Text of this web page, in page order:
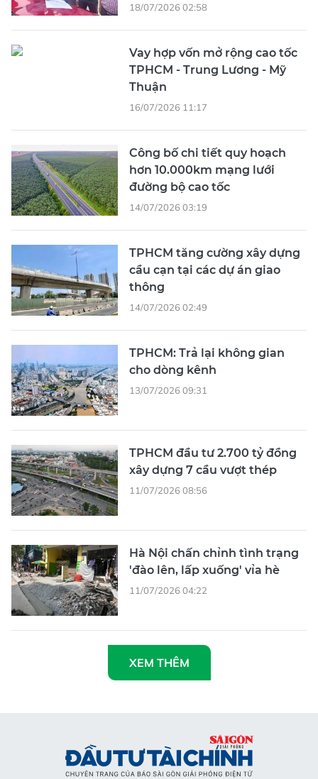
18/07/2026 02:58
Vay hợp vốn mở rộng cao tốc
TPHCM - Trung Lương - Mỹ
Thuận
16/07/2026 11:17
Công bố chi tiết quy hoạch
hơn 10.000km mạng lưới
đường bộ cao tốc
14/07/2026 03:19
TPHCM tăng cường xây dựng
cầu cạn tại các dự án giao
thông
14/07/2026 02:49
TPHCM: Trả lại không gian
cho dòng kênh
13/07/2026 09:31
TPHCM đầu tư 2.700 tỷ đồng
xây dựng 7 cầu vượt thép
11/07/2026 08:56
Hà Nội chấn chỉnh tình trạng
'đào lên, lấp xuống' vỉa hè
11/07/2026 04:22
XEM THÊM